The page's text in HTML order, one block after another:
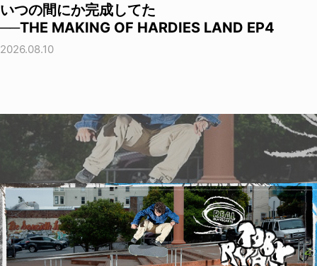
いつの間にか完成してた
──THE MAKING OF HARDIES LAND EP4
2026.08.10